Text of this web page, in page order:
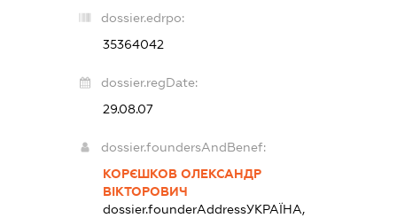
dossier.edrpo:
35364042
dossier.regDate:
29.08.07
dossier.foundersAndBenef:
КОРЄШКОВ ОЛЕКСАНДР
ВІКТОРОВИЧ
dossier.founderAddressУКРАЇНА,